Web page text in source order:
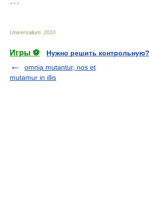
* * *
Universalium 2010
Игры ⚽
Нужно решить контрольную?
omnia mutantur, nos et
mutamur in illis